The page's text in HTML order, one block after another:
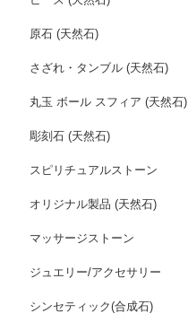
原石 (天然石)
さざれ・タンブル (天然石)
丸玉 ボール スフィア (天然石)
彫刻石 (天然石)
スピリチュアルストーン
オリジナル製品 (天然石)
マッサージストーン
ジュエリー/アクセサリー
シンセティック(合成石)